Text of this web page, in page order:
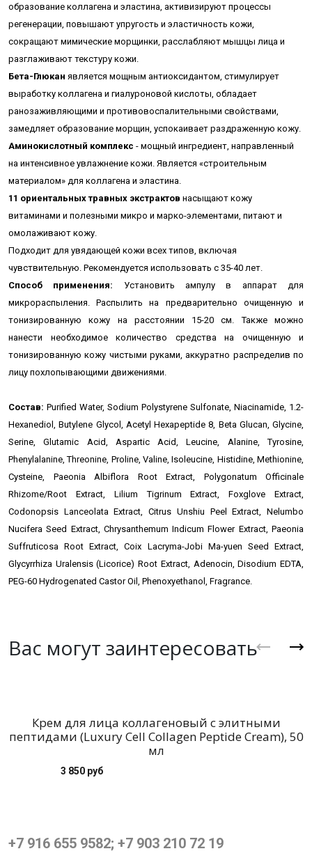
образование коллагена и эластина, активизируют процессы
регенерации, повышают упругость и эластичность кожи,
сокращают мимические морщинки, расслабляют мышцы лица и
разглаживают текстуру кожи.
Бета-Глюкан является мощным антиоксидантом, стимулирует
выработку коллагена и гиалуроновой кислоты, обладает
ранозаживляющими и противовоспалительными свойствами,
замедляет образование морщин, успокаивает раздраженную кожу.
Аминокислотный комплекс - мощный ингредиент, направленный
на интенсивное увлажнение кожи. Является «строительным
материалом» для коллагена и эластина.
11 ориентальных травных экстрактов насыщают кожу
витаминами и полезными микро и марко-элементами, питают и
омолаживают кожу.
Подходит для увядающей кожи всех типов, включая
чувствительную. Рекомендуется использовать с 35-40 лет.
Способ применения:
Установить ампулу в аппарат для
микрораспыления. Распылить на предварительно очищенную и
тонизированную кожу на расстоянии 15-20 см. Также можно
нанести необходимое количество средства на очищенную и
тонизированную кожу чистыми руками, аккуратно распределив по
лицу похлопывающими движениями.
Состав: Purified Water, Sodium Polystyrene Sulfonate, Niacinamide, 1.2-
Hexanediol, Butylene Glycol, Acetyl Hexapeptide 8, Beta Glucan, Glycine,
Serine, Glutamic Acid, Aspartic Acid, Leucine, Alanine, Tyrosine,
Phenylalanine, Threonine, Proline, Valine, Isoleucine, Histidine, Methionine,
Cysteine, Paeonia Albiflora Root Extract, Polygonatum Officinale
Rhizome/Root Extract, Lilium Tigrinum Extract, Foxglove Extract,
Codonopsis Lanceolata Ex­tract, Citrus Unshiu Peel Extract, Nelumbo
Nucifera Seed Extract, Chrysanthemum Indicum Flower Extract, Pae­onia
Suffruticosa Root Extract, Coix Lacryma-Jobi Ma-yuen Seed Extract,
Glycyrrhiza Uralensis (Licorice) Root Extract, Adenocin, Disodium EDTA,
PEG-60 Hydrogenated Castor Oil, Phenoxyethanol, Fragrance.
Вас могут заинтересовать
Крем для лица коллагеновый с элитными
пептидами (Luxury Cell Collagen Peptide Cream), 50
мл
3 850 руб
+7 916 655 9582; +7 903 210 72 19